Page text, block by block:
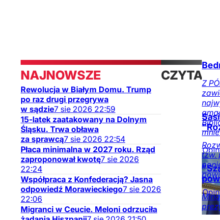
NAJNOWSZE
Rewolucja w Białym Domu. Trump
po raz drugi przegrywa
w sądzie7 sie 2026 22:59
15-latek zaatakowany na Dolnym
Śląsku. Trwa obława
za sprawcą7 sie 2026 22:54
Płaca minimalna w 2027 roku. Rząd
zaproponował kwotę7 sie 2026
22:24
Współpraca z Konfederacją? Jasna
odpowiedź Morawieckiego7 sie 2026
22:06
Migranci w Ceucie. Meloni odrzuciła
CZYTAJ
Z
na
tzw.